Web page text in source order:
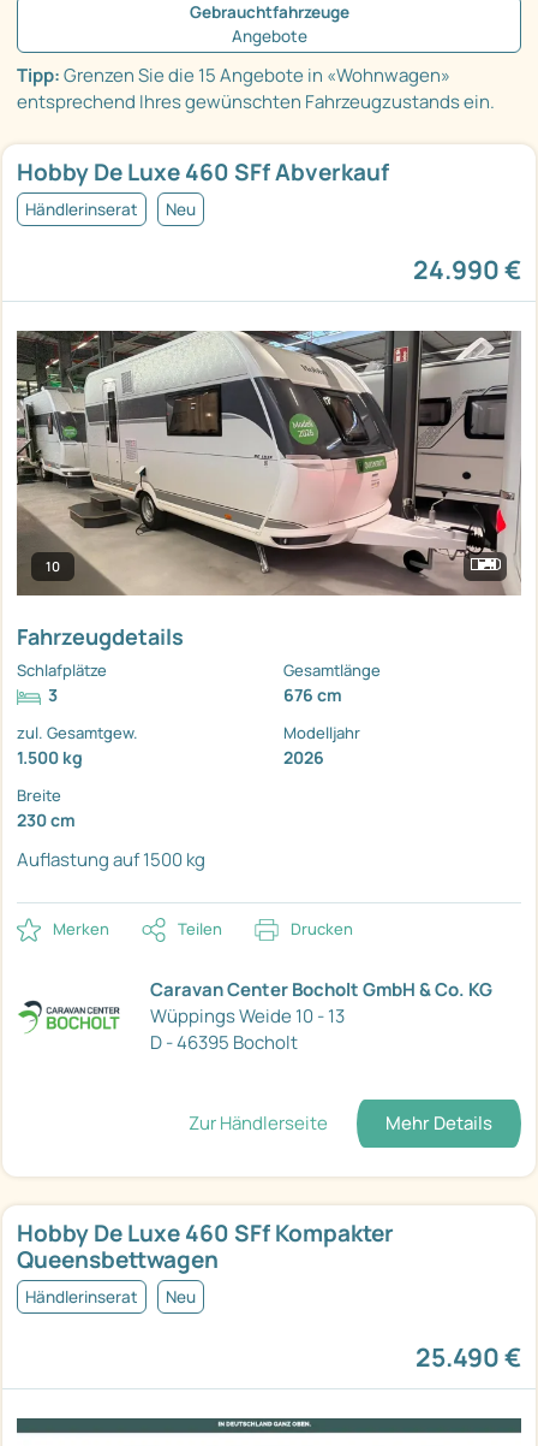
Gebrauchtfahrzeuge
Angebote
Tipp:Grenzen Sie die 15 Angebote in «Wohnwagen»
entsprechend Ihres gewünschten Fahrzeugzustands ein.
Hobby De Luxe 460 SFf Abverkauf
Händlerinserat Neu
24.990 €
10
Fahrzeugdetails
Schlafplätze
3
Gesamtlänge
676 cm
zul. Gesamtgew.
1.500 kg
Modelljahr
2026
Breite
230 cm
Auflastung auf 1500 kg
Merken Teilen Drucken
Caravan Center Bocholt GmbH & Co. KG
Wüppings Weide 10 - 13
D - 46395 Bocholt
Zur Händlerseite Mehr Details
Hobby De Luxe 460 SFf Kompakter
Queensbettwagen
Händlerinserat Neu
25.490 €